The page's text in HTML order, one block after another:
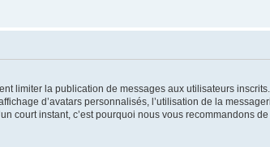
limiter la publication de messages aux utilisateurs
d’avatars personnalisés, l’utilisation de la
court instant, c’est pourquoi nous vous recommandons de